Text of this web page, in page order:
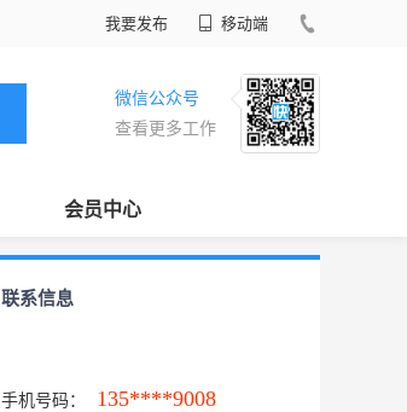
我要发布 移动端
微信公众号
查看更多工作
会员中心
联系信息
手机号码： 135****9008